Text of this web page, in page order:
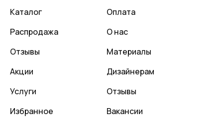
Каталог
Распродажа
Отзывы
Акции
Услуги
Избранное
Оплата
О нас
Материалы
Дизайнерам
Отзывы
Вакансии